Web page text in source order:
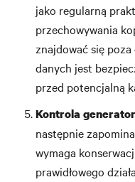
jako regularną
przechowywania
znajdować się
danych jest
przed potencjalną
Kontrola
następnie
wymaga
prawidłowego